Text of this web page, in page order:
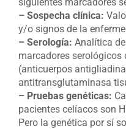
– Sospecha clínica:
y/o signos de la
– Serología: Analítica
marcadores serológicos
(anticuerpos
antitransglutaminasa
– Pruebas genéticas:
pacientes celíacos son
Pero la genética por sí